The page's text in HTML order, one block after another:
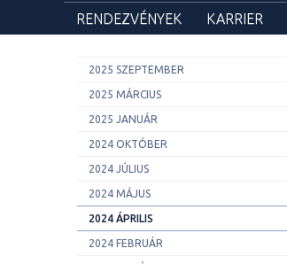
RENDEZVÉNYEK
KARRIER
2025 SZEPTEMBER
2025 MÁRCIUS
2025 JANUÁR
2024 OKTÓBER
2024 JÚLIUS
2024 MÁJUS
2024 ÁPRILIS
2024 FEBRUÁR